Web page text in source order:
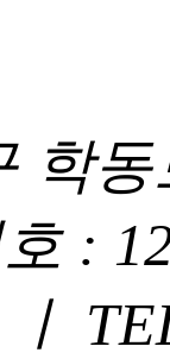
학
: